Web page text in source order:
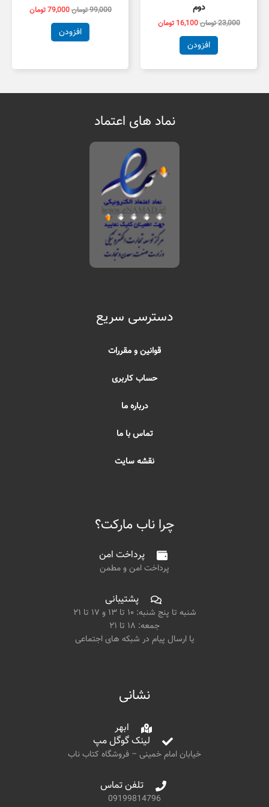
دوم
23,000تومان16,100 تومان
افزودن
99,000تومان79,000تومان
افزودن
نماد های اعتماد
دسترسی سریع
قوانین و مقررات
حساب کاربری
درباره ما
تماس با ما
نقشه سایت
چرا ناب مارکت؟
پرداخت امن
پرداخت امن و مطمن
پشتیبانی
شنبه تا پنج شنبه: ۱۰ تا ۱۳ و ۱۷ تا ۲۱
جمعه: ۱۸ تا ۲۱
یا ارسال پیام در شبکه های اجتماعی
نشانی
ابهر
لینک گوگل مپ
خیابان امام خمینی – فروشگاه کتاب ناب
تلفن تماس
09199814796